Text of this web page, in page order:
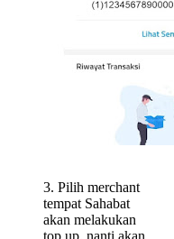
3. Pilih merchant
tempat Sahabat
akan melakukan